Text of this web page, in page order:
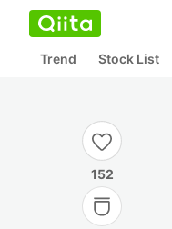
Trend Stock List
152